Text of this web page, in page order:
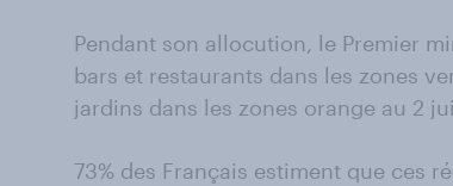
Pendant son allocution, le Premier
bars et restaurants dans les zones
jardins dans les zones orange au 2
73% des Français estiment que ces